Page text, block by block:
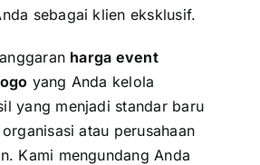
sebagai klien eksklusif.
harga event
yang Anda kelola
yang menjadi standar baru
atau perusahaan
Kami mengundang Anda